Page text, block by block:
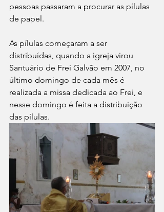
pessoas passaram a procurar as pílulas
de papel.
As pílulas começaram a ser
distribuídas, quando a igreja virou
Santuário de Frei Galvão em 2007, no
último domingo de cada mês é
realizada a missa dedicada ao Frei, e
nesse domingo é feita a distribuição
das pílulas.